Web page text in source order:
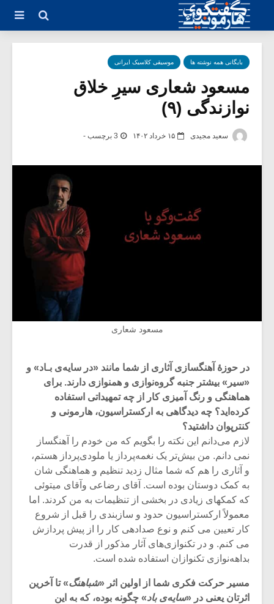
بایگانی همه نوشته ها موسیقی کلاسیک ایرانی
مسعود شعاری سیرِِ خلاق
نوازندگی (۹)
سعید مجیدی ۱۵ خرداد ۱۴۰۲ 3 برچسب -
مسعود شعاری
در حوزۀ آهنگسازی آثاری از شما مانند «در سایه‌ی بـاد» و
«سیر» بیشتر جنبه گروه‌نوازی و همنوازی دارند. برای
هماهنگی و رنگ آمیزی کار از چه تمهیداتی استفاده
کرده‌اید؟ چه دیدگاهی به ارکستراسیون، هارمونی و
کنترپوان داشتید؟
لازم می‌دانم این نکته را بگویم که من خودم را آهنگساز
نمی دانم. من بیش‌تر یک نغمه‌پرداز یا ملودی‌پرداز هستم،
و آثاری را هم که شما مثال زدید تنظیم و هماهنگی شان
به کمک دوستان بوده است. آقای رضاعی وآقای میتوئی
که کمکهای زیادی در بخشی از تنظیمات به من کردند. اما
معمولاً ارکستراسیون حدود و سازبندی را قبل از شروع
کار تعیین می کنم و نوع صدادهی کار را از پیش پردازش
می کنم. و در تکنوازی‌های آثار مذکور از قدرت
بداهه‌نوازی تکنوازان استفاده شده است.
مسیر حرکت فکری شما از اولین اثر «شباهنگ» تا آخرین
اثرتان یعنی در «سایه‌ی باد» چگونه بوده، که به این